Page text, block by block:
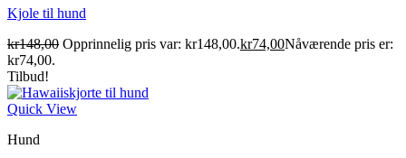
Kjole til hund
kr148,00 Opprinnelig pris var: kr148,00.kr74,00Nåværende pris er:
kr74,00.
Tilbud!
Quick View
Hund